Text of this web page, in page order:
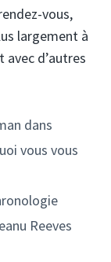
vous,
largement à
d’autres
dans
vous vous
Reeves